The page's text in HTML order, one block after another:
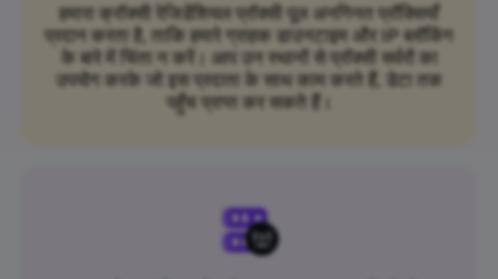
हमारा क्रॉक्सी रेजिडेंशियल प्रॉक्सी पूल अनगिनत प्रॉक्सियाँ
प्रदान करता है, ताकि हमारे ग्राहक डाउनटाइम और IP ब्लॉकिंग
के बारे में चिंता न करें। आप उन स्थानों से प्रॉक्सी सर्वरों का
उपयोग करके जो इस प्रदाता के साथ काम करते हैं, डेटा तक
पहुँच प्राप्त कर सकते हैं।